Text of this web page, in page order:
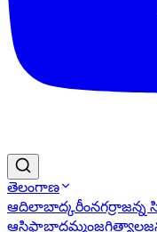
తెలంగాణ
ఆదిలాబాద్కరీంనగర్రాజన్న
ఆసిఫాబాద్ఖమ్మంజగిత్యాల